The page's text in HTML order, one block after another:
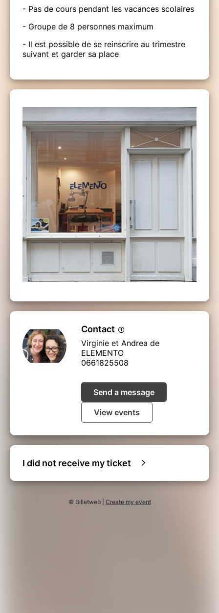
- Pas de cours pendant les vacances scolaires
- Groupe de 8 personnes maximum
- Il est possible de se reinscrire au trimestre
suivant et garder sa place
Contact
Virginie et Andrea de
ELEMENTO
0661825508
Send a message
View events
I did not receive my ticket
© Billetweb | Create my event